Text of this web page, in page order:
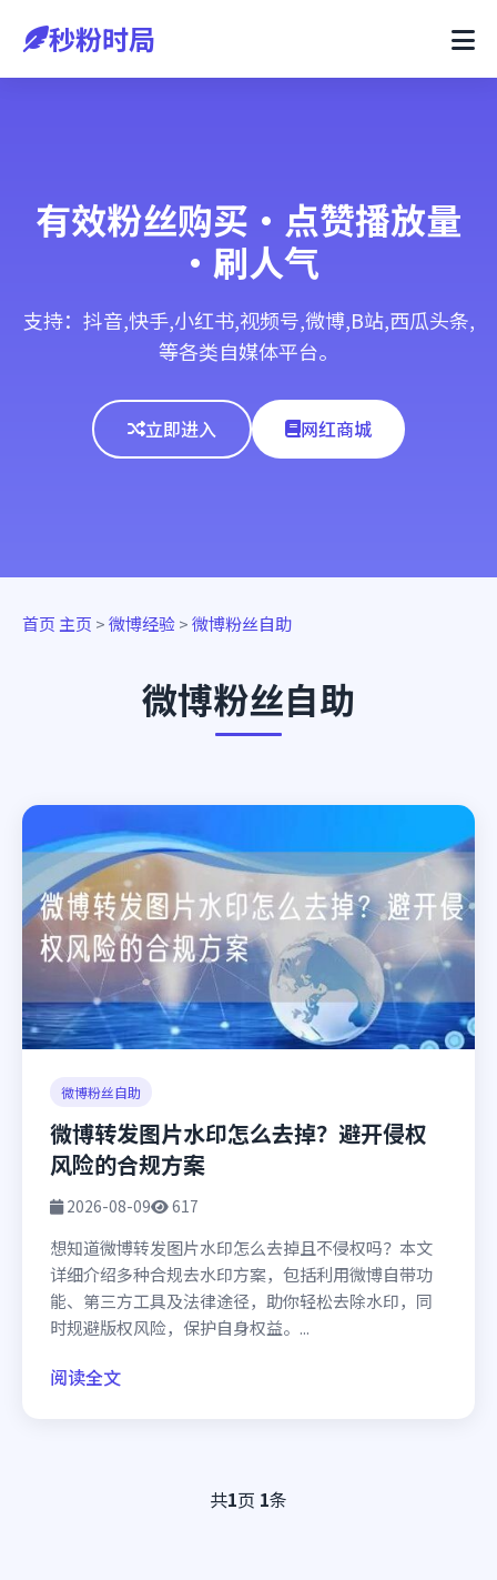
秒粉时局
有效粉丝购买·点赞播放量
·刷人气
支持：抖音,快手,小红书,视频号,微博,B站,西瓜头条,
等各类自媒体平台。
立即进入 网红商城
首页 主页 >微博经验>微博粉丝自助
微博粉丝自助
微博粉丝自助
微博转发图片水印怎么去掉？避开侵权
风险的合规方案
2026-08-09 617
想知道微博转发图片水印怎么去掉且不侵权吗？本文
详细介绍多种合规去水印方案，包括利用微博自带功
能、第三方工具及法律途径，助你轻松去除水印，同
时规避版权风险，保护自身权益。...
阅读全文
共1页 1条